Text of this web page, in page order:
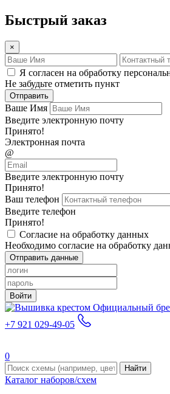
Быстрый заказ
×
Я согласен на обработку
Не забудьте отметить пункт
Отправить
Ваше Имя
Введите электронную почту
Принято!
Электронная почта
@
Введите электронную почту
Принято!
Ваш телефон
Введите телефон
Принято!
Согласие на обработку данных
Необходимо согласие на обработку
Отправить данные
Войти
Официальный
+7 921 029-49-05
0
Найти
Каталог наборов/схем